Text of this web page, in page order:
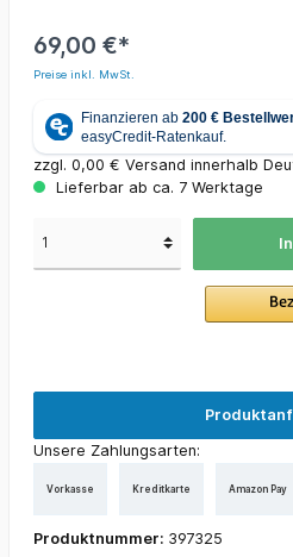
69,00 €*
Preise inkl. MwSt.
zzgl. 0,00 € Versand innerhalb
Lieferbar ab ca. 7 Werktage
Unsere Zahlungsarten:
Vorkasse Kreditkarte Amazon Pay
Produktnummer: 397325